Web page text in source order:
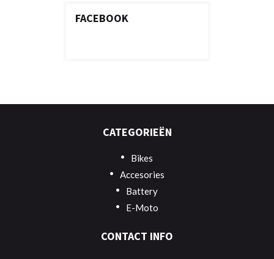
FACEBOOK
CATEGORIEËN
Bikes
Accesories
Battery
E-Moto
CONTACT INFO